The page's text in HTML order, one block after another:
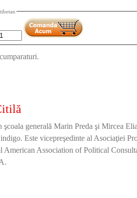
şcoala generală Marin Preda şi Mircea
Este vicepreşedinte al Asociaţiei
American Association of Political